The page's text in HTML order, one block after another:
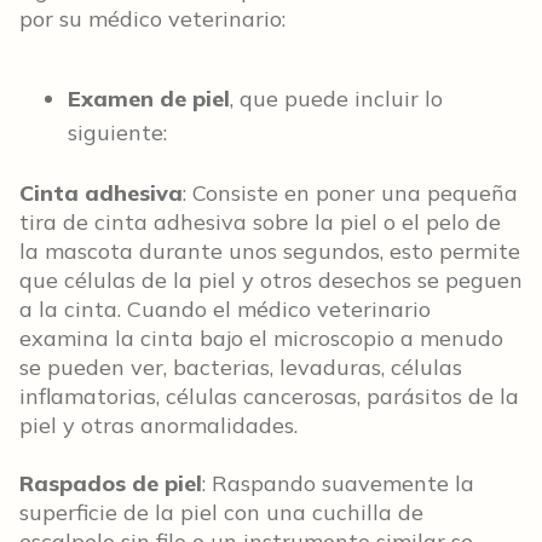
por su médico veterinario:
Examen de piel, que puede incluir lo
siguiente:
Cinta adhesiva: Consiste en poner una pequeña
tira de cinta adhesiva sobre la piel o el pelo de
la mascota durante unos segundos, esto permite
que células de la piel y otros desechos se peguen
a la cinta. Cuando el médico veterinario
examina la cinta bajo el microscopio a menudo
se pueden ver, bacterias, levaduras, células
inflamatorias, células cancerosas, parásitos de la
piel y otras anormalidades.
Raspados de piel: Raspando suavemente la
superficie de la piel con una cuchilla de